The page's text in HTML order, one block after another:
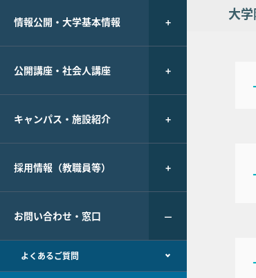
情報公開・大学基本情報
公開講座・社会人講座
キャンパス・施設紹介
採用情報（教職員等）
お問い合わせ・窓口
よくあるご質問
大